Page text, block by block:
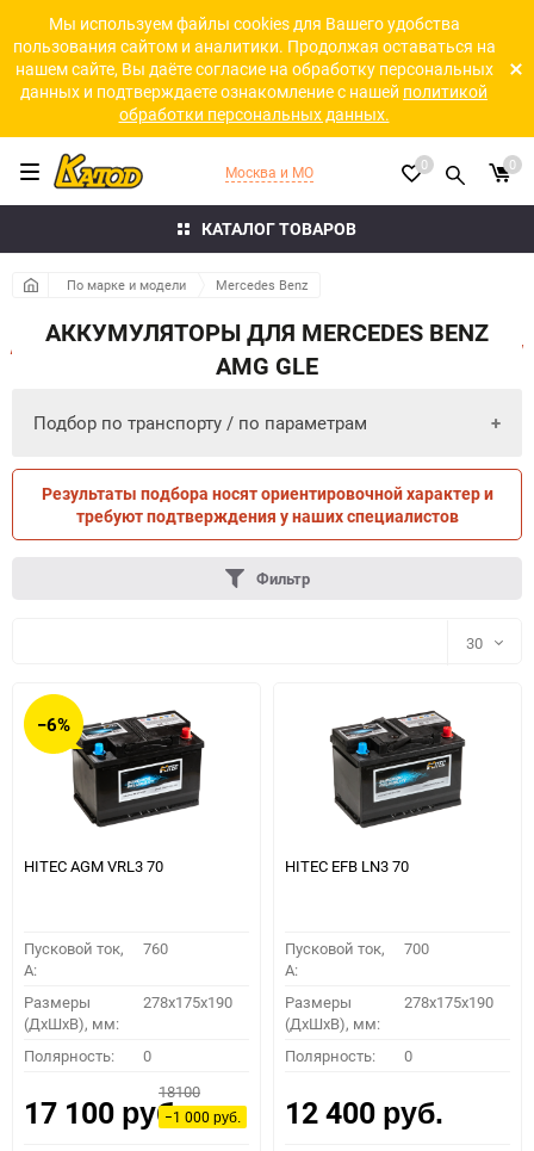
Мы используем файлы cookies для Вашего удобства
пользования сайтом и аналитики. Продолжая оставаться на
нашем сайте, Вы даёте согласие на обработку персональных
данных и подтверждаете ознакомление с нашей политикой
обработки персональных данных.
КАТАЛОГ ТОВАРОВ
Москва и МО 0 0
По марке и модели Mercedes Benz
АККУМУЛЯТОРЫ ДЛЯ MERCEDES BENZ
AMG GLE
Подбор по транспорту / по параметрам
ПО ТРАНСПОРТУ ПО ПАРАМЕТРАМ
ПОДОБРАТЬ
Как определить полярность?
Результаты подбора носят ориентировочной характер и
требуют подтверждения у наших специалистов
Фильтр
30
60
90
−6%
HITEC AGM VRL3 70
Пусковой ток,
A:
760
Размеры
(ДхШхВ), мм:
278x175x190
Полярность: 0
17 100 руб.
18100
−1 000руб.
HITEC EFB LN3 70
Пусковой ток,
A:
700
Размеры
(ДхШхВ), мм:
278x175x190
Полярность: 0
12 400 руб.